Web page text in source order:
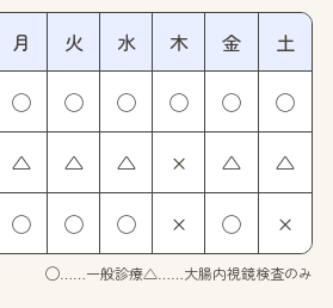
月 火 水 木 金 土
◯ ◯ ◯ ◯ ◯ ◯
△ △ △ × △ △
◯ ◯ ◯ × ◯ ×
◯……一般診療△……大腸内視鏡検査のみ